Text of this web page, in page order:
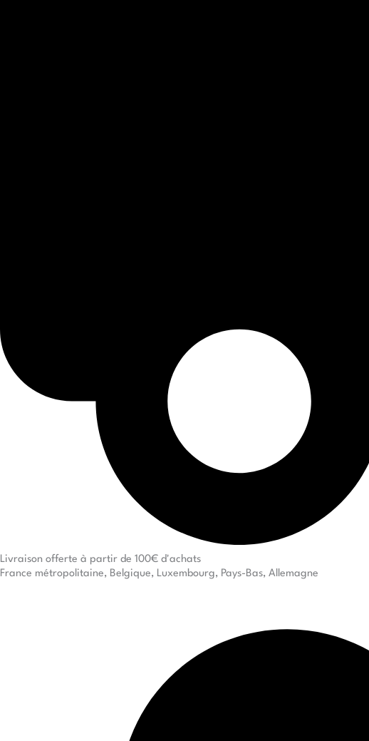
Livraison offerte à partir de 100€ d'achats
France métropolitaine, Belgique, Luxembourg, Pays-Bas, Allemagne